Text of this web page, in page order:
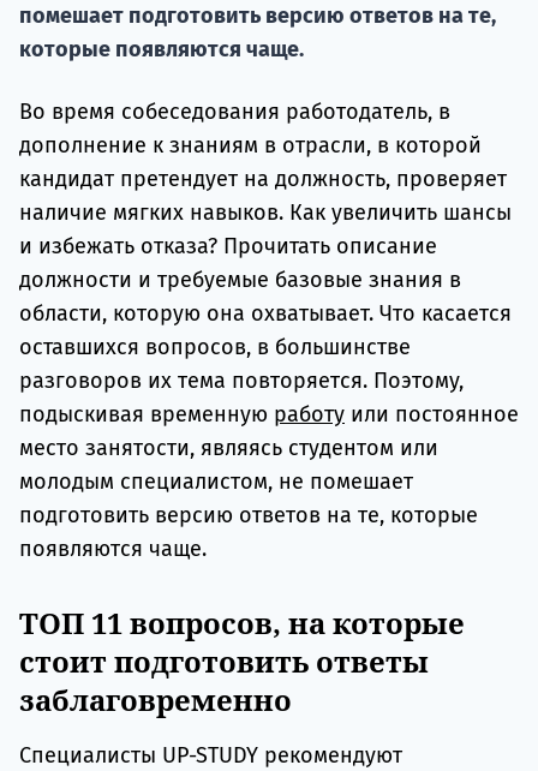
помешает подготовить версию ответов на те,
которые появляются чаще.
Во время собеседования работодатель, в
дополнение к знаниям в отрасли, в которой
кандидат претендует на должность, проверяет
наличие мягких навыков. Как увеличить шансы
и избежать отказа? Прочитать описание
должности и требуемые базовые знания в
области, которую она охватывает. Что касается
оставшихся вопросов, в большинстве
разговоров их тема повторяется. Поэтому,
подыскивая временную работу или постоянное
место занятости, являясь студентом или
молодым специалистом, не помешает
подготовить версию ответов на те, которые
появляются чаще.
ТОП 11 вопросов, на которые
стоит подготовить ответы
заблаговременно
Специалисты UP-STUDY рекомендуют